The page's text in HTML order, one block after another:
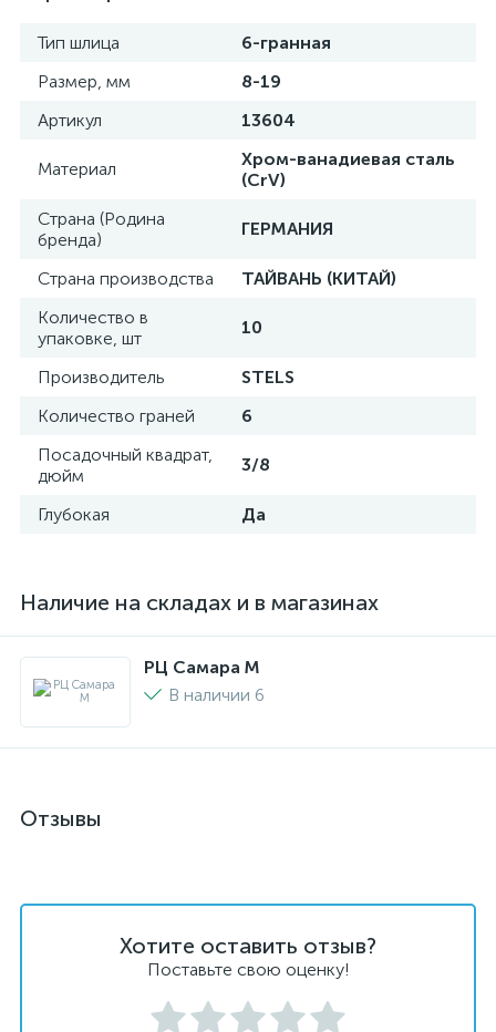
Тип шлица
6-гранная
Размер, мм
8-19
Артикул
13604
Материал
Хром-ванадиевая сталь
(CrV)
Страна (Родина
бренда)
ГЕРМАНИЯ
Страна производства
ТАЙВАНЬ (КИТАЙ)
Количество в
упаковке, шт
10
Производитель
STELS
Количество граней
6
Посадочный квадрат,
дюйм
3/8
Глубокая Да
Наличие на складах и в магазинах
РЦ Самара M
В наличии 6
Отзывы
Хотите оставить отзыв?
Поставьте свою оценку!